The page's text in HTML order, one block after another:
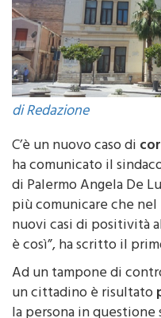
di Redazione
C’è un nuovo caso di
ha comunicato il
di Palermo Angela De
più comunicare che
nuovi casi di positività
è così”, ha scritto il
Ad un tampone di